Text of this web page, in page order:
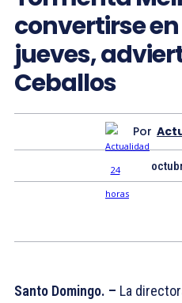
convertirse
jueves,
Ceballos
Por
Santo Domingo. – La